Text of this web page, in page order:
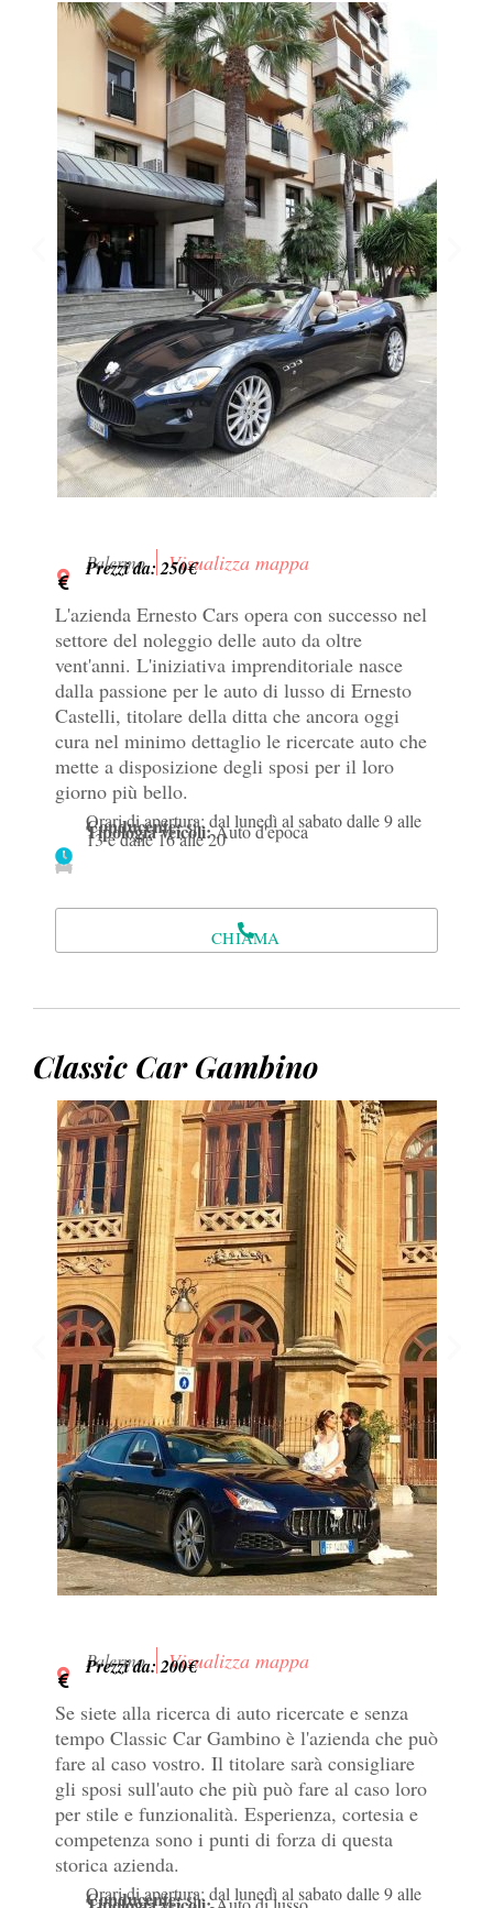
Palermo Visualizza mappa
Prezzi da: 250€
L'azienda Ernesto Cars opera con successo nel
settore del noleggio delle auto da oltre
vent'anni. L'iniziativa imprenditoriale nasce
dalla passione per le auto di lusso di Ernesto
Castelli, titolare della ditta che ancora oggi
cura nel minimo dettaglio le ricercate auto che
mette a disposizione degli sposi per il loro
giorno più bello.
Conducente:si
Tipologia veicoli:Auto d'epoca
Orari di apertura: dal lunedì al sabato dalle 9 alle
13 e dalle 16 alle 20
CHIAMA
Classic Car Gambino
Palermo Visualizza mappa
Prezzi da: 200€
Se siete alla ricerca di auto ricercate e senza
tempo Classic Car Gambino è l'azienda che può
fare al caso vostro. Il titolare sarà consigliare
gli sposi sull'auto che più può fare al caso loro
per stile e funzionalità. Esperienza, cortesia e
competenza sono i punti di forza di questa
storica azienda.
Conducente:si
Orari di apertura: dal lunedì al sabato dalle 9 alle